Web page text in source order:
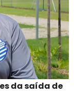
da saída de